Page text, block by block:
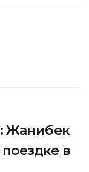
Жанибек
в